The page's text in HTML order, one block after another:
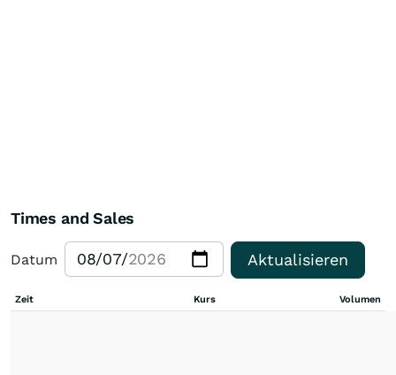
Times and Sales
Datum Aktualisieren
Zeit Kurs Volumen